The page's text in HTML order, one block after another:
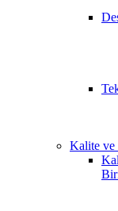
Kalite ve